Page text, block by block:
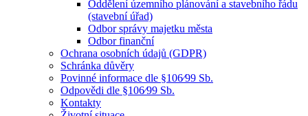
Oddělení územního plánování a stavebního řádu
(stavební úřad)
Odbor správy majetku města
Odbor finanční
Ochrana osobních údajů (GDPR)
Schránka důvěry
Povinné informace dle §106⁄99 Sb.
Odpovědi dle §106⁄99 Sb.
Kontakty